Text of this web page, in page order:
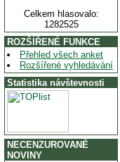
Celkem hlasovalo:
1282525
ROZŠÍŘENÉ FUNKCE
Přehled všech anket
Rozšířené vyhledávání
Statistika návštevnosti
NECENZUROVANÉ
NOVINY